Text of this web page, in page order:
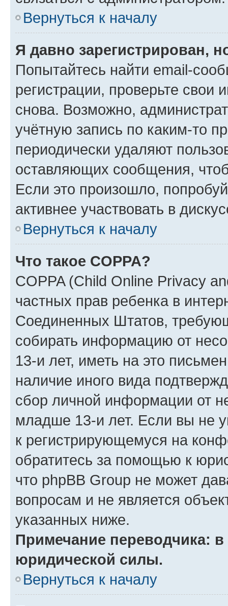
Вернуться к началу
Я давно зарегистрирован,
Попытайтесь найти email-
регистрации, проверьте свои
снова. Возможно,
учётную запись по каким-то
периодически удаляют
оставляющих сообщения,
Если это произошло,
активнее участвовать в
Вернуться к началу
Что такое COPPA?
COPPA (Child Online Privacy
частных прав ребенка в
Соединенных Штатов,
собирать информацию от
13-и лет, иметь на это
наличие иного вида
сбор личной информации от
младше 13-и лет. Если вы не
к регистрирующемуся на
обратитесь за помощью к
что phpBB Group не может
вопросам и не является
указанных ниже.
Примечание переводчика:
юридической силы.
Вернуться к началу